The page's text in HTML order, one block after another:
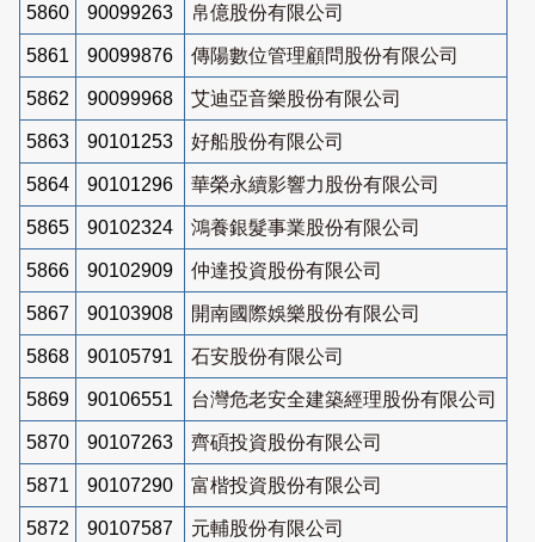
5860 90099263 帛億股份有限公司
5861 90099876 傳陽數位管理顧問股份有限公司
5862 90099968 艾迪亞音樂股份有限公司
5863 90101253 好船股份有限公司
5864 90101296 華榮永續影響力股份有限公司
5865 90102324 鴻養銀髮事業股份有限公司
5866 90102909 仲達投資股份有限公司
5867 90103908 開南國際娛樂股份有限公司
5868 90105791 石安股份有限公司
5869 90106551 台灣危老安全建築經理股份有限公司
5870 90107263 齊碩投資股份有限公司
5871 90107290 富楷投資股份有限公司
5872 90107587 元輔股份有限公司